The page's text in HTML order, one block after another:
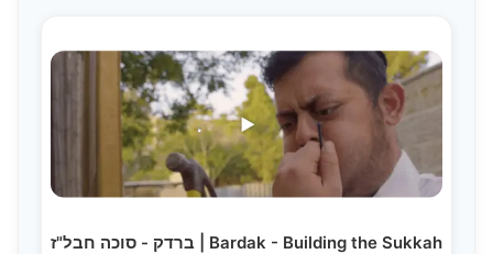
ברדק - סוכה חבל"ז | Bardak - Building the Sukkah